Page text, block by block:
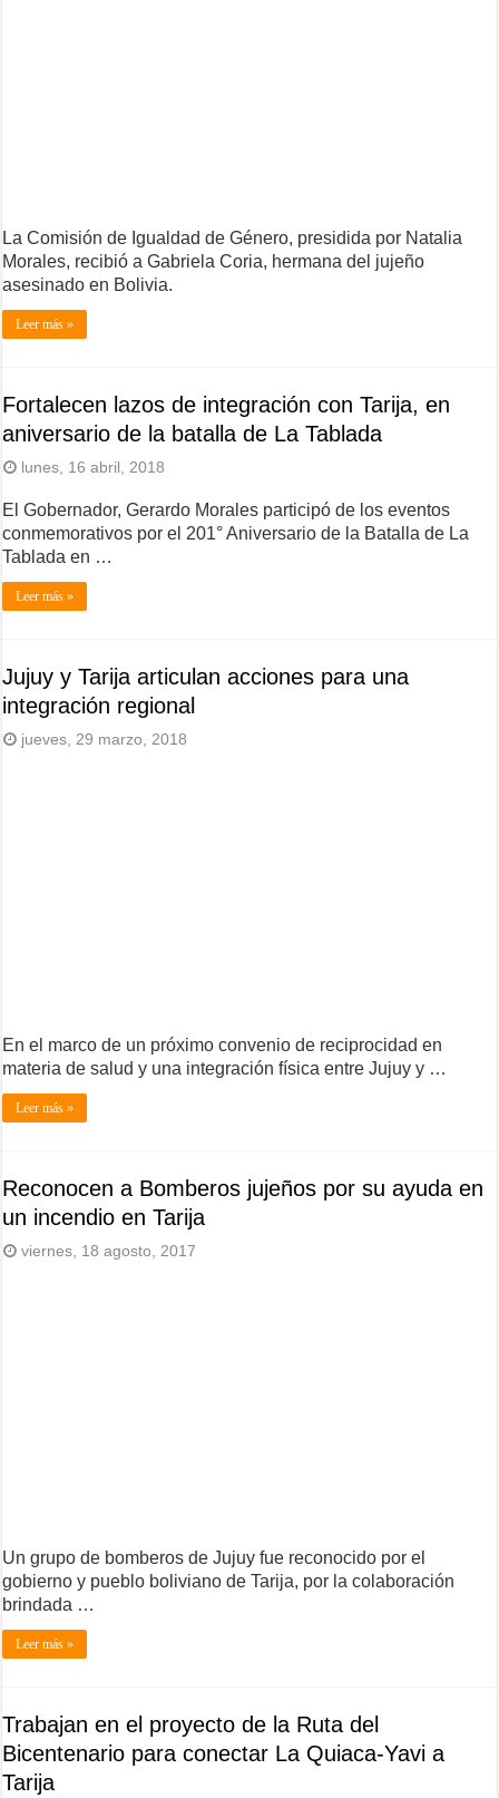
La Comisión de Igualdad de Género, presidida por Natalia
Morales, recibió a Gabriela Coria, hermana del jujeño
asesinado en Bolivia.
Leer más »
Fortalecen lazos de integración con Tarija, en
aniversario de la batalla de La Tablada
lunes, 16 abril, 2018
El Gobernador, Gerardo Morales participó de los eventos
conmemorativos por el 201° Aniversario de la Batalla de La
Tablada en …
Leer más »
Jujuy y Tarija articulan acciones para una
integración regional
jueves, 29 marzo, 2018
En el marco de un próximo convenio de reciprocidad en
materia de salud y una integración física entre Jujuy y …
Leer más »
Reconocen a Bomberos jujeños por su ayuda en
un incendio en Tarija
viernes, 18 agosto, 2017
Un grupo de bomberos de Jujuy fue reconocido por el
gobierno y pueblo boliviano de Tarija, por la colaboración
brindada …
Leer más »
Trabajan en el proyecto de la Ruta del
Bicentenario para conectar La Quiaca-Yavi a
Tarija